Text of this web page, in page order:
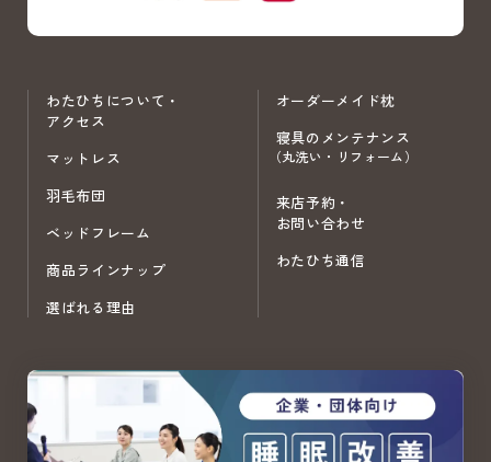
わたひちについて・
アクセス
マットレス
羽毛布団
ベッドフレーム
商品ラインナップ
選ばれる理由
オーダーメイド枕
寝具のメンテナンス
（丸洗い・リフォーム）
来店予約・
お問い合わせ
わたひち通信